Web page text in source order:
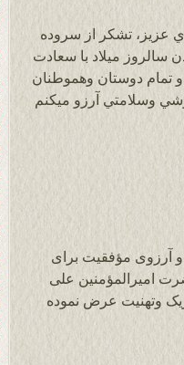
عزیز، تشكر از سروده
سالروز ميلاد با سعادت
تمام دوستان وهموطنان
وسلامتي آرزو ميكنم
مؤفقیت برای
امیرالمؤمنین علی
وتهنیت عرض نموده